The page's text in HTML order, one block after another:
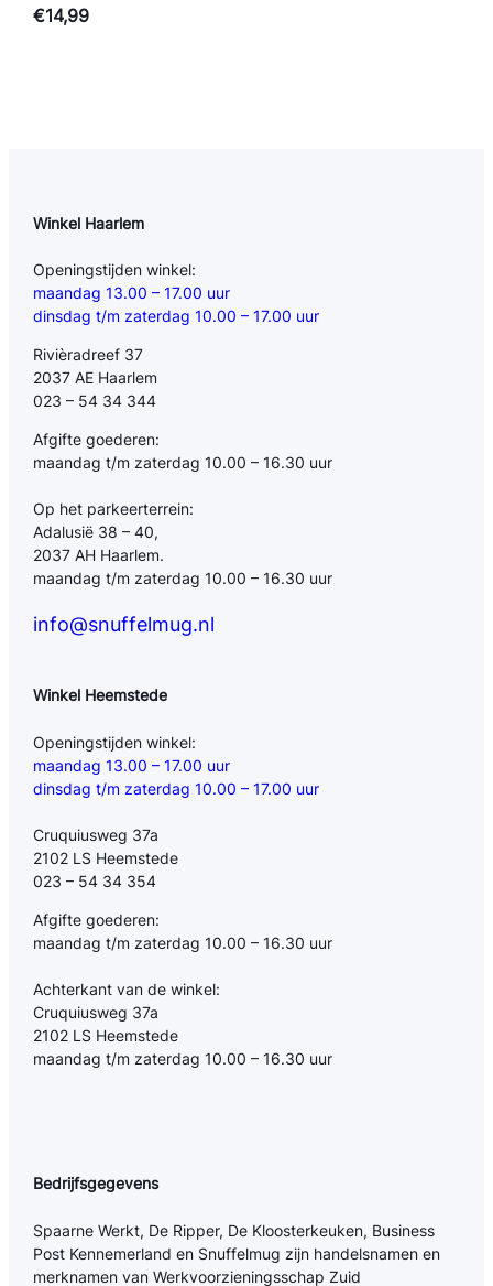
€14,99
Winkel Haarlem
Openingstijden winkel:
maandag 13.00 – 17.00 uur
dinsdag t/m zaterdag 10.00 – 17.00 uur
Rivièradreef 37
2037 AE Haarlem
023 – 54 34 344
Afgifte goederen:
maandag t/m zaterdag 10.00 – 16.30 uur
Op het parkeerterrein:
Adalusië 38 – 40,
2037 AH Haarlem.
maandag t/m zaterdag 10.00 – 16.30 uur
info@snuffelmug.nl
Winkel Heemstede
Openingstijden winkel:
maandag 13.00 – 17.00 uur
dinsdag t/m zaterdag 10.00 – 17.00 uur
Cruquiusweg 37a
2102 LS Heemstede
023 – 54 34 354
Afgifte goederen:
maandag t/m zaterdag 10.00 – 16.30 uur
Achterkant van de winkel:
Cruquiusweg 37a
2102 LS Heemstede
maandag t/m zaterdag 10.00 – 16.30 uur
Bedrijfsgegevens
Spaarne Werkt, De Ripper, De Kloosterkeuken, Business
Post Kennemerland en Snuffelmug zijn handelsnamen en
merknamen van Werkvoorzieningsschap Zuid